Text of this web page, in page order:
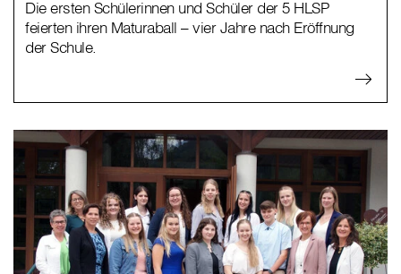
Die ersten Schülerinnen und Schüler der 5 HLSP
feierten ihren Maturaball – vier Jahre nach Eröffnung
der Schule.